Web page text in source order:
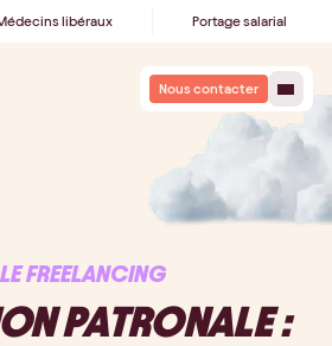
libéraux Portage salarial
Nous contacter
FREELANCING
PATRONALE :